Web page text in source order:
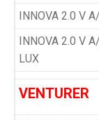
INNOVA 2.0 V
INNOVA 2.0 V
LUX
VENTURER